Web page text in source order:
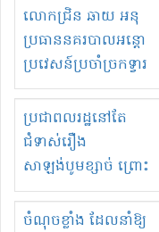
ច្បាប់លួចបូមខ្សាច់នៅ
ក្នុងប្រទេសកម្ពុជា
លោកជ្រិន ឆាយ អនុ
ប្រធាននគរបាលអន្តោ
ប្រវេសន៍ប្រចាំច្រកទ្វារ
ព្រំដែនភ្នំឌិន និងឈ្មួញ
មួយចំនួនទៀត
កំពង់តែគុបគិតគ្នា
ធ្វើសកម្មភាពរកស៊ីនិង
ស្តុកទំនិញគេចពន្ធ?
ប្រជាពលរដ្ឋនៅតែ
ជំទាស់រឿង
សាឡង់បូមខ្សាច់ ព្រោះ
ខ្លាចបាក់ច្រាំងទៀត!
ចំណុចខ្លាំង ដែលនាំឱ្យ